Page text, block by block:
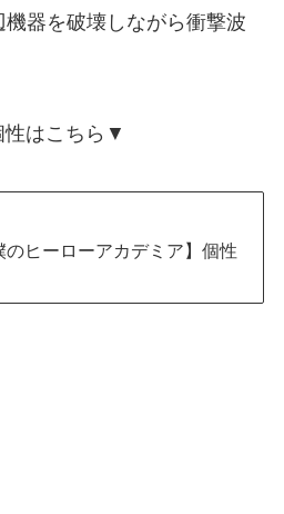
器を破壊しながら衝撃波
はこちら▼
のヒーローアカデミア】個性